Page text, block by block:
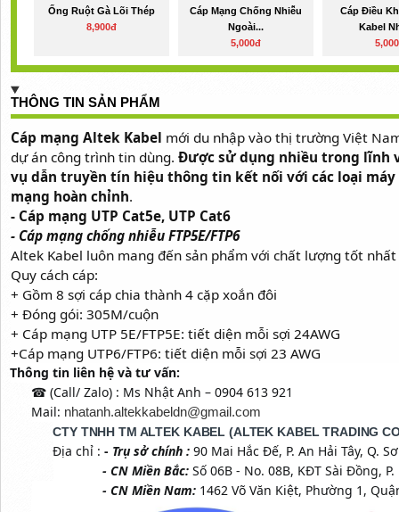
Ống Ruột Gà Lõi Thép
8,900đ
Cáp Mạng Chống Nhiễu
Ngoài...
5,000đ
Cáp Điều
Kabel
THÔNG TIN SẢN PHẨM
Cáp mạng Altek Kabel mới du nhập vào thị trường Việt
dự án công trình tin dùng. Được sử dụng nhiều trong lĩnh
vụ dẫn truyền tín hiệu thông tin kết nối với các loại
mạng hoàn chỉnh.
- Cáp mạng UTP Cat5e, UTP Cat6
- Cáp mạng chống nhiễu FTP5E/FTP6
Altek Kabel luôn mang đến sản phẩm với chất lượng tốt nhất
Quy cách cáp:
+ Gồm 8 sợi cáp chia thành 4 cặp xoắn đôi
+ Đóng gói: 305M/cuộn
+ Cáp mạng UTP 5E/FTP5E: tiết diện mỗi sợi 24AWG
+Cáp mạng UTP6/FTP6: tiết diện mỗi sợi 23 AWG
Thông tin liên hệ và tư vấn:
☎ (Call/ Zalo) : Ms Nhật Anh – 0904 613 921
Mail: nhatanh.altekkabeldn@gmail.com
CTY TNHH TM ALTEK KABEL (ALTEK KABEL TRADING
Địa chỉ :- Trụ sở chính : 90 Mai Hắc Đế, P. An Hải Tây, Q.
-CNMiền Bắc: Số 06B - No. 08B, KĐT Sài Đồng,
- CN Miền Nam: 1462 Võ Văn Kiệt, Phường 1,